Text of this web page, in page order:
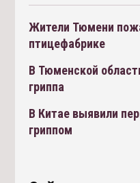
Жители Тюмени
птицефабрике
В Тюменской
гриппа
В Китае выявили
гриппом